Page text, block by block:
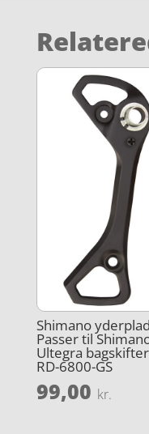
Shimano
Passer til
Ultegra
RD-6800-GS
99,00 kr.